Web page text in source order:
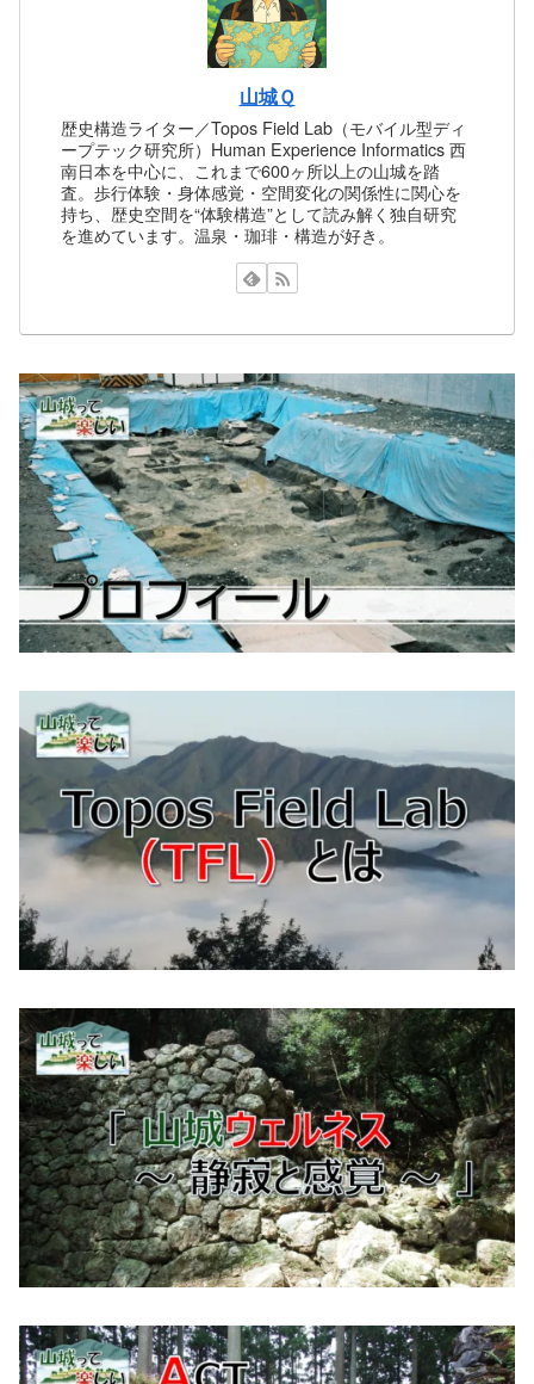
山城Ｑ
歴史構造ライター／Topos Field Lab（モバイル型ディ
ープテック研究所）Human Experience Informatics 西
南日本を中心に、これまで600ヶ所以上の山城を踏
査。歩行体験・身体感覚・空間変化の関係性に関心を
持ち、歴史空間を“体験構造”として読み解く独自研究
を進めています。温泉・珈琲・構造が好き。